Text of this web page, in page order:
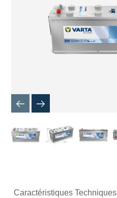
Caractéristiques Techniques